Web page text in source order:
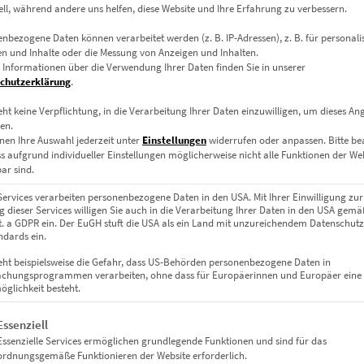
auf Keilrahmen, Acrylglas
80 x 40 cm, 100 x 50 cm, 120 x 60 cm, 140 x 70 cm, 40 x 40 cm, 50
während andere uns helfen, diese Website und Ihre Erfahrung zu verbessern.
Daten können verarbeitet werden (z. B. IP-Adressen), z. B. für
und Inhalte oder die Messung von Anzeigen und Inhalten.
Informationen über die Verwendung Ihrer Daten finden Sie in unserer
.
keine Verpflichtung, in die Verarbeitung Ihrer Daten einzuwilligen, um dieses
Ihre Auswahl jederzeit unter Einstellungenwiderrufen oder anpassen. Bitte
aufgrund individueller Einstellungen möglicherweise nicht alle Funktionen der
sind.
verarbeiten personenbezogene Daten in den USA. Mit Ihrer Einwilligung zur
dieser Services willigen Sie auch in die Verarbeitung Ihrer Daten in den USA
a GDPR ein. Der EuGH stuft die USA als ein Land mit unzureichendem
ein.
beispielsweise die Gefahr, dass US-Behörden personenbezogene Daten in
verarbeiten, ohne dass für Europäerinnen und Europäer eine
besteht.
eine Liste der Service-Gruppen, für die eine Einwilligung
Services ermöglichen grundlegende Funktionen und sind für das
Funktionieren der Website erforderlich.